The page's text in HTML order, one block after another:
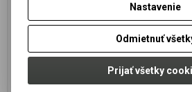
Katalógové číslo:CON028/SPI16
Záruka (mesiacov):
Hmotnosť balenia:0,05 kg
Počet
Nastavenie
Odmietnuť
Prijať všetky